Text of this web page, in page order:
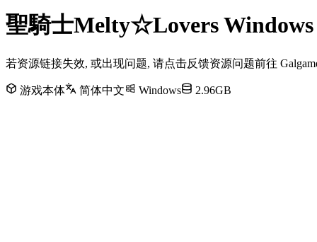
聖騎士Melty☆Lovers
若资源链接失效, 或出现问题, 请点击反馈资源问题前往
游戏本体 简体中文 Windows 2.96GB